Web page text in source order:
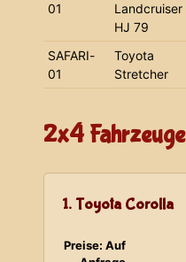
01
Landcruiser
HJ 79
SAFARI-
01
Toyota
Stretcher
2x4 Fahrzeuge
1. Toyota Corolla
Preise: Auf